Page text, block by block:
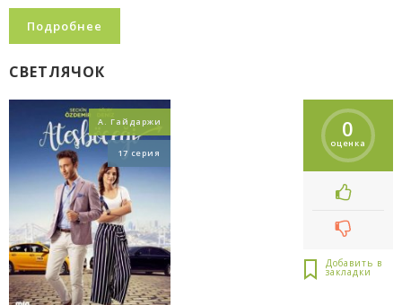
Подробнее
СВЕТЛЯЧОК
А. Гайдаржи
17 серия
0
оценка